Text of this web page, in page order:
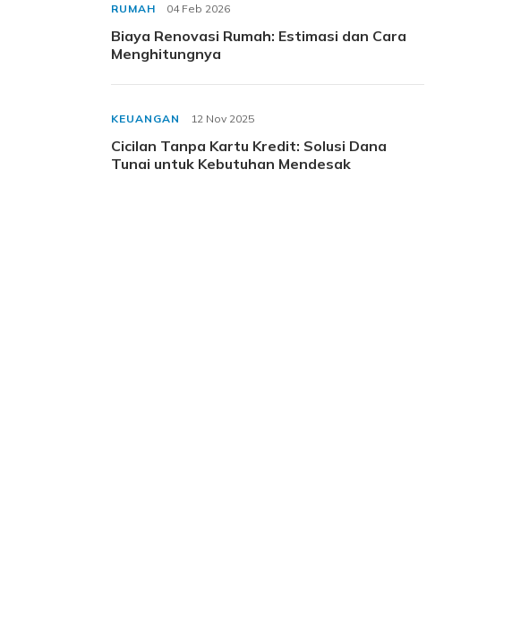
RUMAH 04 Feb 2026
Biaya Renovasi Rumah: Estimasi dan Cara
Menghitungnya
KEUANGAN 12 Nov 2025
Cicilan Tanpa Kartu Kredit: Solusi Dana
Tunai untuk Kebutuhan Mendesak